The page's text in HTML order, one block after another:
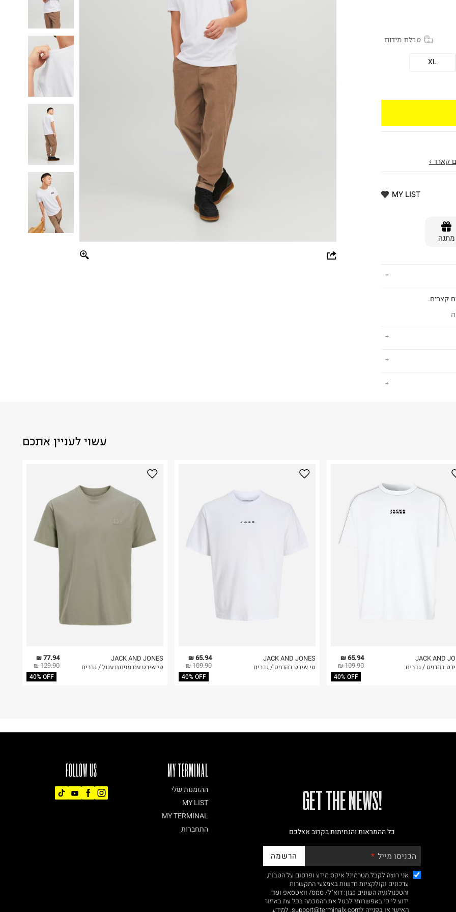
טבלת מידות
XL
קארד ›
MY LIST
מתנה
קצרים.
על גבי החבילה
באתר בלבד
עשוי לעניין אתכם
77.94 ₪
129.90 ₪
40% OFF
JACK AND JONES
טי שירט עם מפתח עגול / גברים
65.94 ₪
109.90 ₪
40% OFF
JACK AND JONES
טי שירט בהדפס / גברים
65.94 ₪
109.90 ₪
40% OFF
JACK AND
בהדפס / גברים
FOLLOW US MY TERMINAL
ההזמנות שלי
MY LIST
MY TERMINAL
התחברות
!GET THE NEWS
כל ההמראות והנחיתות בקרוב אצלכם
הכניסו מייל הרשמה
אני רוצה לקבל מטרמינל איקס מידע ופרסום על הטבות,
עדכונים וקולקציות חדשות באמצעי התקשרות
והטכנולוגיה השונים כגון: דוא"ל/ סמס/ וואטסאפ ועוד.
ידוע לי כי באפשרותי לבטל את ההסכמה בכל עת באיזור
האישי או בפנייה לsupport@terminalx.com. למידע